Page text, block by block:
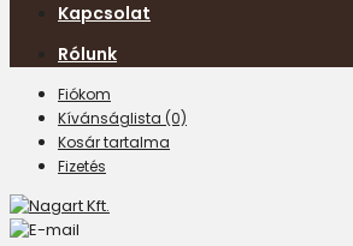
Kapcsolat
Rólunk
Fiókom
Kívánságlista (0)
Kosár tartalma
Fizetés